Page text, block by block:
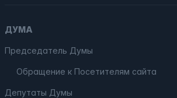
ДУМА
Председатель Думы
Обращение к Посетителям сайта
Депутаты Думы